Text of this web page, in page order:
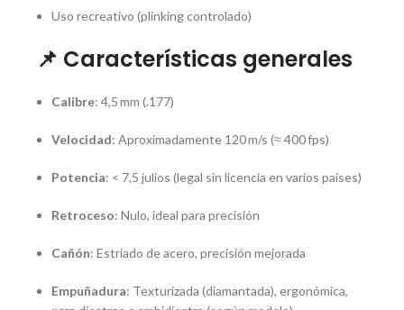
Uso recreativo (plinking controlado)
📌 Características generales
Calibre: 4,5 mm (.177)
Velocidad: Aproximadamente 120 m/s (≈ 400 fps)
Potencia: < 7,5 julios (legal sin licencia en varios países)
Retroceso: Nulo, ideal para precisión
Cañón: Estriado de acero, precisión mejorada
Empuñadura: Texturizada (diamantada), ergonómica,